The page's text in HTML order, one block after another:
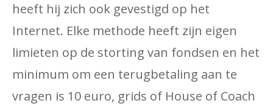
heeft hij zich ook gevestigd op het
Internet. Elke methode heeft zijn eigen
limieten op de storting van fondsen en het
minimum om een ​​terugbetaling aan te
vragen is 10 euro, grids of House of Coach